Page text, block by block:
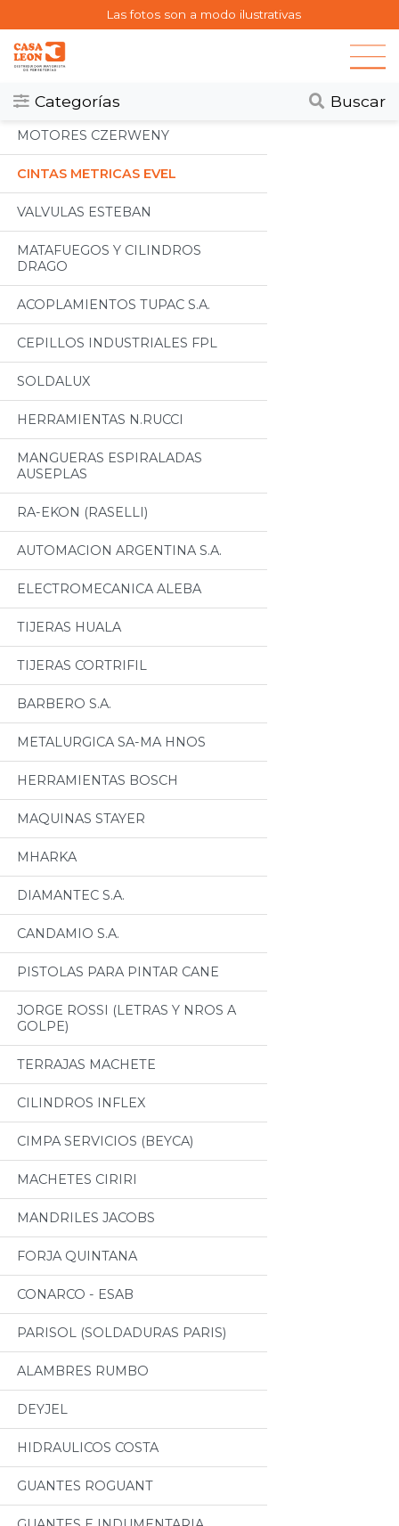
Las fotos son a modo ilustrativas
Categorías Buscar
Categorias
Todos
MOTORES CZERWENY
CINTAS METRICAS EVEL
VALVULAS ESTEBAN
MATAFUEGOS Y CILINDROS
DRAGO
ACOPLAMIENTOS TUPAC S.A.
CEPILLOS INDUSTRIALES FPL
SOLDALUX
HERRAMIENTAS N.RUCCI
MANGUERAS ESPIRALADAS
AUSEPLAS
RA-EKON (RASELLI)
AUTOMACION ARGENTINA S.A.
ELECTROMECANICA ALEBA
TIJERAS HUALA
TIJERAS CORTRIFIL
BARBERO S.A.
METALURGICA SA-MA HNOS
HERRAMIENTAS BOSCH
MAQUINAS STAYER
MHARKA
DIAMANTEC S.A.
CANDAMIO S.A.
PISTOLAS PARA PINTAR CANE
JORGE ROSSI (LETRAS Y NROS A
GOLPE)
TERRAJAS MACHETE
CILINDROS INFLEX
CIMPA SERVICIOS (BEYCA)
MACHETES CIRIRI
MANDRILES JACOBS
FORJA QUINTANA
CONARCO - ESAB
PARISOL (SOLDADURAS PARIS)
ALAMBRES RUMBO
DEYJEL
HIDRAULICOS COSTA
GUANTES ROGUANT